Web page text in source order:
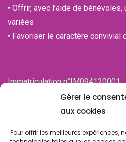
Gérer le
aux cookies
Pour offrir les meilleures expériences,
• Offrir, avec l’aide de bénévoles,
variées
• Favoriser le caractère convivial
Immatriculation n°IM094120001
de la Chambre des associations
94100 SAINT-MAUR-DES-FOSSES